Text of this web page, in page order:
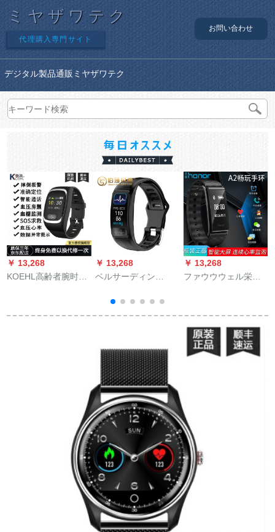
ミヤザワテク
代理購入専門サイト
お問い合わせ
デジタル製品通販ミヤザワテク
￥ 13,268
KOEHL高齢者腕时计
血压心电図远隔监视
￥ 13,268
ベルサーディン
DENTON）インテジ
ット腕環血压血酸素
運動腕時計時計がク
ラクク
￥ 13,268
ファウウウェル栄光
水腕時計ストレット
レットレット男女睡
眠老人スドレッド2